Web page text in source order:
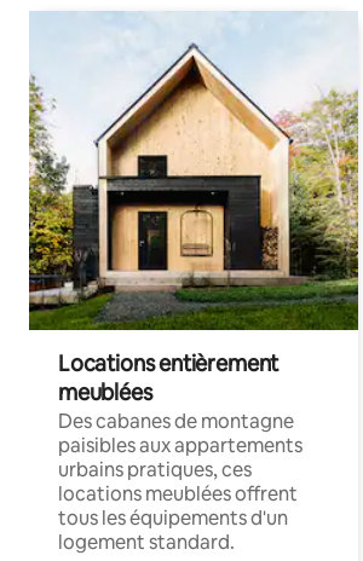
Locations entièrement
meublées
Des cabanes de montagne
paisibles aux appartements
urbains pratiques, ces
locations meublées offrent
tous les équipements d'un
logement standard.